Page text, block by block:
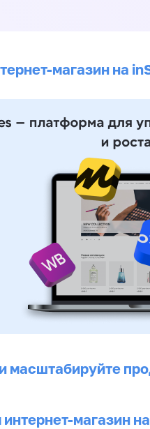
магазин на
масштабируйте
магазин